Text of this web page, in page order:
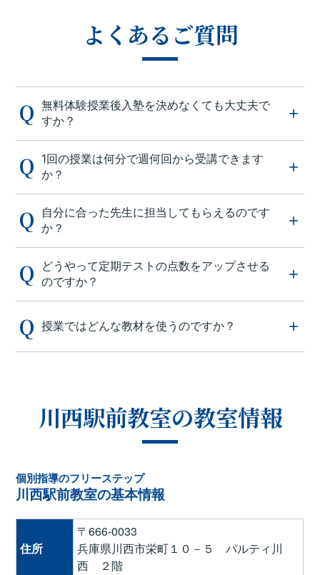
よくあるご質問
無料体験授業後入塾を決めなくても大丈夫で
すか？
1回の授業は何分で週何回から受講できます
か？
自分に合った先生に担当してもらえるのです
か？
どうやって定期テストの点数をアップさせる
のですか？
授業ではどんな教材を使うのですか？
川西駅前教室の教室情報
個別指導のフリーステップ
川西駅前教室の基本情報
住所
〒666-0033
兵庫県川西市栄町１０－５ パルティ川
西 ２階